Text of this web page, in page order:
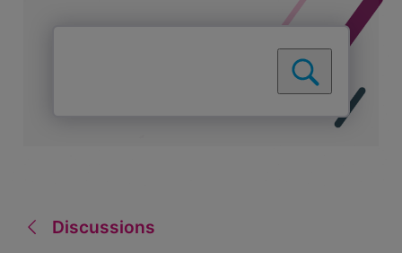
Discussions